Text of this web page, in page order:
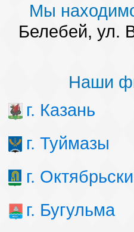
Мы
Белебей, ул.
Наши
г. Казань
г. Туймазы
г.
г. Бугульма